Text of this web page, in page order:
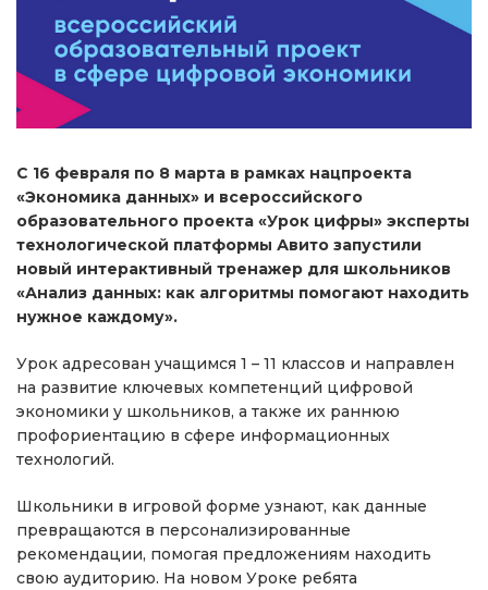
С 16 февраля по 8 марта в рамках нацпроекта
«Экономика данных» и всероссийского
образовательного проекта «Урок цифры» эксперты
технологической платформы Авито запустили
новый интерактивный тренажер для школьников
«Анализ данных: как алгоритмы помогают находить
нужное каждому».
Урок адресован учащимся 1 – 11 классов и направлен
на развитие ключевых компетенций цифровой
экономики у школьников, а также их раннюю
профориентацию в сфере информационных
технологий.
Школьники в игровой форме узнают, как данные
превращаются в персонализированные
рекомендации, помогая предложениям находить
свою аудиторию. На новом Уроке ребята